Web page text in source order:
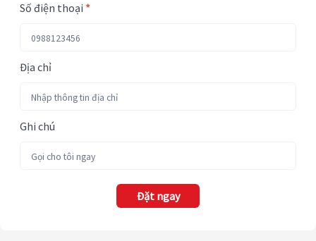
Số điện thoại *
Địa chỉ
Ghi chú
Đặt ngay